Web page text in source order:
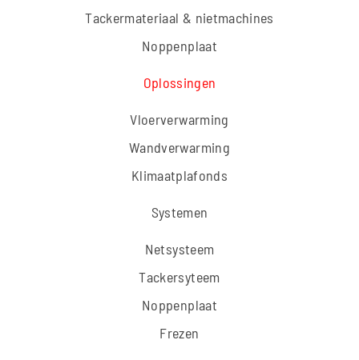
Tackermateriaal & nietmachines
Noppenplaat
Oplossingen
Vloerverwarming
Wandverwarming
Klimaatplafonds
Systemen
Netsysteem
Tackersyteem
Noppenplaat
Frezen